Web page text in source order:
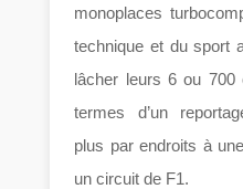
monoplaces
technique et du sport
lâcher leurs 6 ou
termes d’un
plus par endroits à
un circuit de F1.